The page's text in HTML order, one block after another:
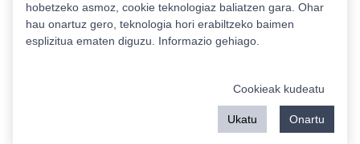
Estatistikak
hobetzeko asmoz, cookie teknologiaz baliatzen gara. Ohar
hau onartuz gero, teknologia hori erabiltzeko baimen
esplizitua ematen diguzu. Informazio gehiago.
Cookieak kudeatu
Ukatu Onartu